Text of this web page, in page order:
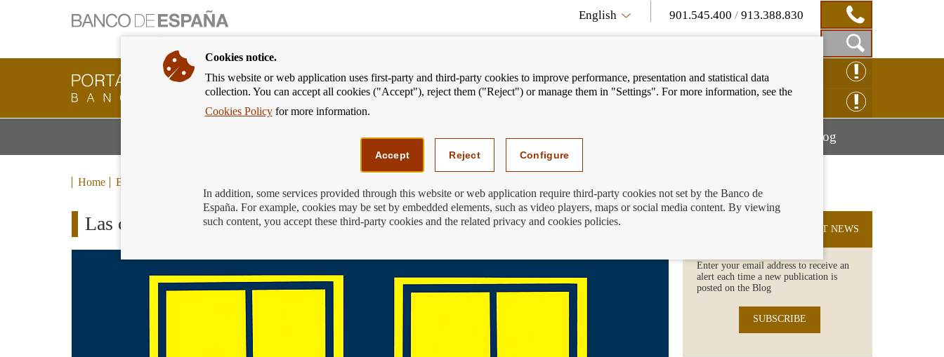
English 901.545.400 /913.388.830
Show
Search
Box
Banking
Customer
Banco
back
to
CLAIM ONLINE
We can help youMostrar
menú
BlogMostrar
Home Blog
Las comunidades de propietarios y su relación con las entidades SUBSCRIBE TO THE LATEST NEWS
Enter your email address to receive an
alert each time a new publication is
posted on the Blog
SUBSCRIBE
Cookies notice.
This website or web application uses first-party and third-party cookies to improve performance, presentation and statistical data
collection. You can accept all cookies ("Accept"), reject them ("Reject") or manage them in "Settings". For more information, see the
Cookies Policyfor more information.
Accept Reject Configure
In addition, some services provided through this website or web application require third-party cookies not set by the Banco de
España. For example, cookies may be set by embedded elements, such as video players, maps or social media content. By viewing
such content, you accept these third-party cookies and the related privacy and cookies policies.